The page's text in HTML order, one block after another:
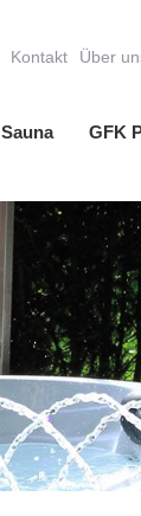
Sauna GFK
Kontakt Über